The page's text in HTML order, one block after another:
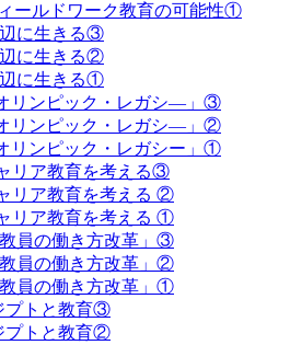
ールドワーク教育の可能性①
に生きる③
に生きる②
に生きる①
オリンピック・レガシ―」③
オリンピック・レガシ―」②
リンピック・レガシー」①
リア教育を考える③
リア教育を考える ②
リア教育を考える ①
教員の働き方改革」③
教員の働き方改革」②
教員の働き方改革」①
プトと教育③
プトと教育②